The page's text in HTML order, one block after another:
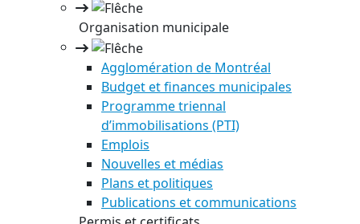
Organisation municipale
Agglomération de Montréal
Budget et finances municipales
Programme triennal
d’immobilisations (PTI)
Emplois
Nouvelles et médias
Plans et politiques
Publications et communications